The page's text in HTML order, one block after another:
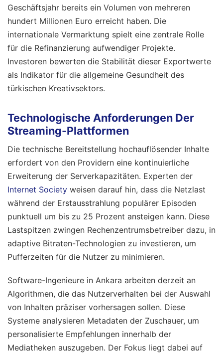
Geschäftsjahr bereits ein Volumen von mehreren
hundert Millionen Euro erreicht haben. Die
internationale Vermarktung spielt eine zentrale Rolle
für die Refinanzierung aufwendiger Projekte.
Investoren bewerten die Stabilität dieser Exportwerte
als Indikator für die allgemeine Gesundheit des
türkischen Kreativsektors.
Technologische Anforderungen Der
Streaming-Plattformen
Die technische Bereitstellung hochauflösender Inhalte
erfordert von den Providern eine kontinuierliche
Erweiterung der Serverkapazitäten. Experten der
Internet Society weisen darauf hin, dass die Netzlast
während der Erstausstrahlung populärer Episoden
punktuell um bis zu 25 Prozent ansteigen kann. Diese
Lastspitzen zwingen Rechenzentrumsbetreiber dazu, in
adaptive Bitraten-Technologien zu investieren, um
Pufferzeiten für die Nutzer zu minimieren.
Software-Ingenieure in Ankara arbeiten derzeit an
Algorithmen, die das Nutzerverhalten bei der Auswahl
von Inhalten präziser vorhersagen sollen. Diese
Systeme analysieren Metadaten der Zuschauer, um
personalisierte Empfehlungen innerhalb der
Mediatheken auszugeben. Der Fokus liegt dabei auf